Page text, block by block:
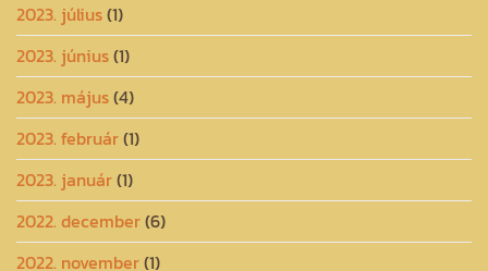
2023. július(1)
2023. június(1)
2023. május(4)
2023. február(1)
2023. január(1)
2022. december(6)
2022. november(1)